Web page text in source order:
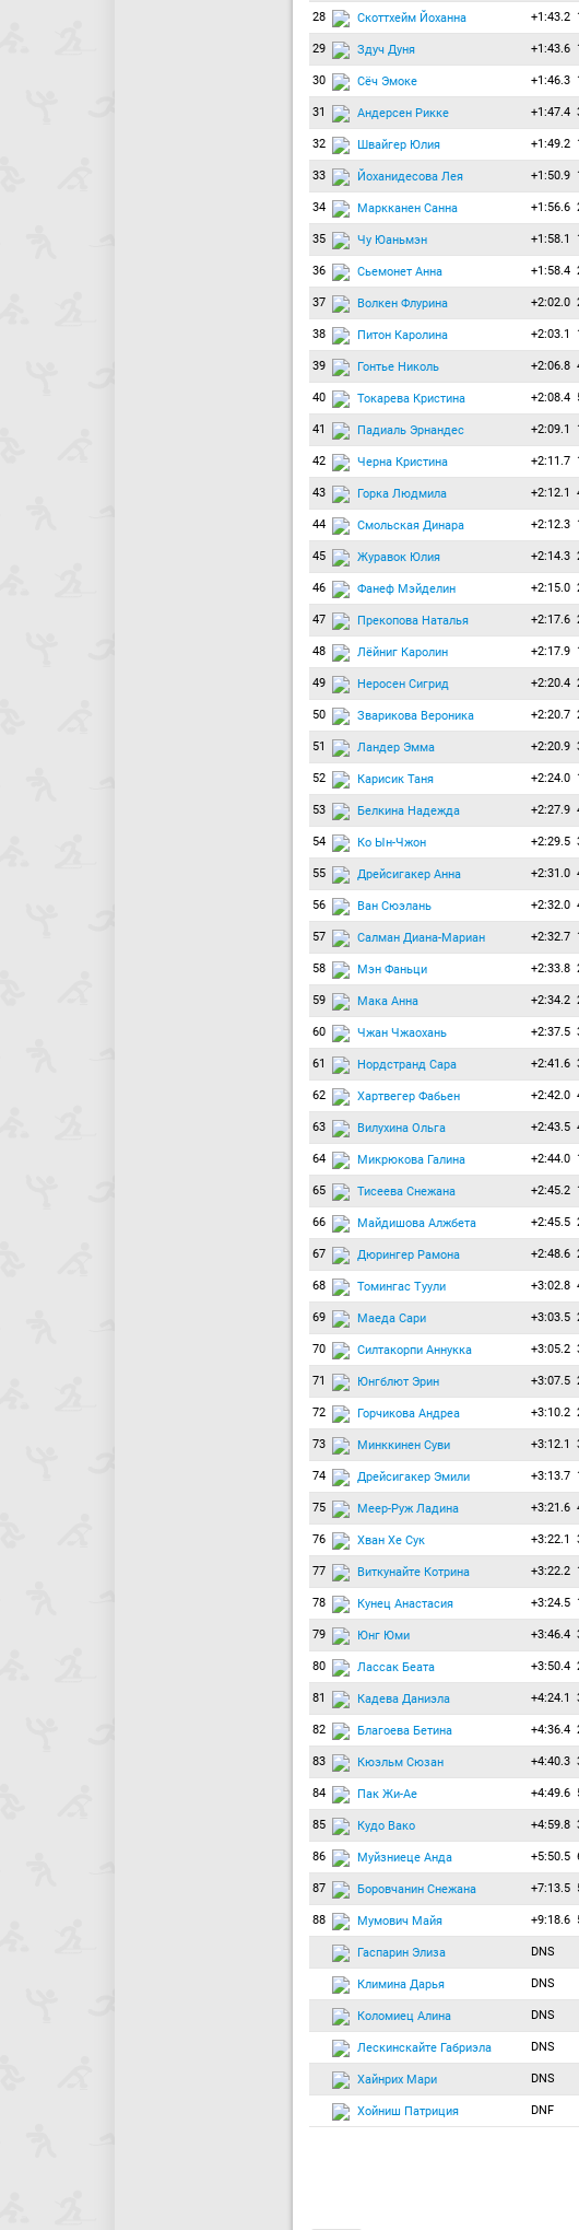
28 Скоттхейм Йоханна +1:43.2
29 Здуч Дуня +1:43.6
30 Сёч Эмоке +1:46.3
31 Андерсен Рикке +1:47.4
32 Швайгер Юлия +1:49.2
33 Йоханидесова Лея +1:50.9
34 Маркканен Санна +1:56.6
35 Чу Юаньмэн +1:58.1
36 Сьемонет Анна +1:58.4
37 Волкен Флурина +2:02.0
38 Питон Каролина +2:03.1
39 Гонтье Николь +2:06.8
40 Токарева Кристина +2:08.4
41 Падиаль Эрнандес +2:09.1
42 Черна Кристина +2:11.7
43 Горка Людмила +2:12.1
44 Смольская Динара +2:12.3
45 Журавок Юлия +2:14.3
46 Фанеф Мэйделин +2:15.0
47 Прекопова Наталья +2:17.6
48 Лёйниг Каролин +2:17.9
49 Неросен Сигрид +2:20.4
50 Зварикова Вероника +2:20.7
51 Ландер Эмма +2:20.9
52 Карисик Таня +2:24.0
53 Белкина Надежда +2:27.9
54 Ко Ын-Чжон +2:29.5
55 Дрейсигакер Анна +2:31.0
56 Ван Сюэлань +2:32.0
57 Салман Диана-Мариан +2:32.7
58 Мэн Фаньци +2:33.8
59 Мака Анна +2:34.2
60 Чжан Чжаохань +2:37.5
61 Нордстранд Сара +2:41.6
62 Хартвегер Фабьен +2:42.0
63 Вилухина Ольга +2:43.5
64 Микрюкова Галина +2:44.0
65 Тисеева Снежана +2:45.2
66 Майдишова Алжбета +2:45.5
67 Дюрингер Рамона +2:48.6
68 Томингас Туули +3:02.8
69 Маеда Сари +3:03.5
70 Силтакорпи Аннукка +3:05.2
71 Юнгблют Эрин +3:07.5
72 Горчикова Андреа +3:10.2
73 Минккинен Суви +3:12.1
74 Дрейсигакер Эмили +3:13.7
75 Меер-Руж Ладина +3:21.6
76 Хван Хе Сук +3:22.1
77 Виткунайте Котрина +3:22.2
78 Кунец Анастасия +3:24.5
79 Юнг Юми +3:46.4
80 Лассак Беата +3:50.4
81 Кадева Даниэла +4:24.1
82 Благоева Бетина +4:36.4
83 Кюэльм Сюзан +4:40.3
84 Пак Жи-Ае +4:49.6
85 Кудо Вако +4:59.8
86 Муйзниеце Анда +5:50.5
87 Боровчанин Снежана +7:13.5
88 Мумович Майя +9:18.6
Гаспарин Элиза DNS
Климина Дарья DNS
Коломиец Алина DNS
Лескинскайте Габриэла DNS
Хайнрих Мари DNS
Хойниш Патриция DNF